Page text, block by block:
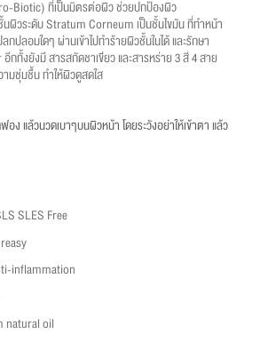
Biotic) ที่เป็นมิตรต่อผิว ช่วยปกป้องผิว
ผิวระดับ Stratum Corneum เป็นชั้นไขมัน ที่ทำหน้า
กปลอมใดๆ ผ่านเข้าไปทำร้ายผิวชั้นในได้ และรักษา
กทั้งยังมี สารสกัดชาเขียว และสารหร่าย 3 สี 4 สาย
มชุ่มชื้น ทำให้ผิวดูสดใส
ง แล้วนวดเบาๆบนผิวหน้า โดยระวังอย่าให้เข้าตา แล้ว
SLES Free
inflammation
natural oil